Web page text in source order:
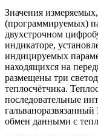
Значения
(программируемых)
двухстрочном
индикаторе,
индицируемых
находящихся на
размещены три
теплосчётчика.
последовательные
обмен данными с